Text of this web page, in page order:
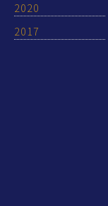
2020
2017